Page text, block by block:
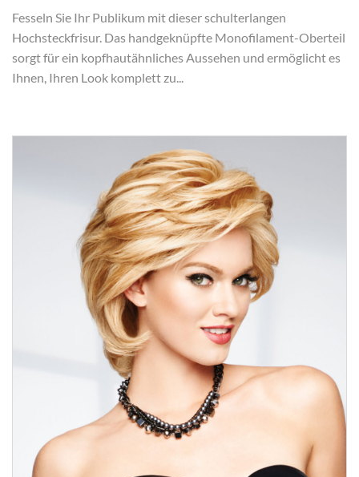
Fesseln Sie Ihr Publikum mit dieser schulterlangen
Hochsteckfrisur. Das handgeknüpfte Monofilament-Oberteil
sorgt für ein kopfhautähnliches Aussehen und ermöglicht es
Ihnen, Ihren Look komplett zu...